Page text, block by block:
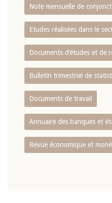
Note mensuelle de
Etudes réalisées dans le
Documents d’études et de
Bulletin trimestriel de
Documents de travail
Annuaire des banques et
Revue économique et